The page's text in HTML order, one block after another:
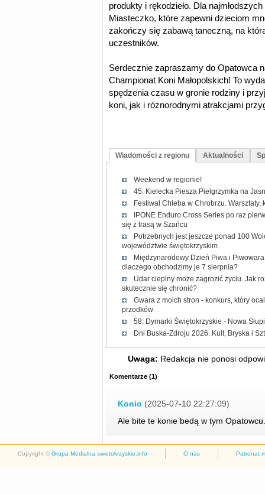
produkty i rękodzieło. Dla
Miasteczko, które zapewni dzieciom
zakończy się zabawą taneczną, na
uczestników.
Serdecznie zapraszamy do Opatowca
Championat Koni Małopolskich! To
spędzenia czasu w gronie rodziny i
koni, jak i różnorodnymi atrakcjami
Wiadomości z regionu Aktualności
Weekend w regionie!
45. Kielecka Piesza Pielgrzymka na
Festiwal Chleba w Chrobrzu.
IPONE Enduro Cross Series po raz
się z trasą w Szańcu
Potrzebnych jest jeszcze ponad 100
województwie świętokrzyskim
Międzynarodowy Dzień Piwa i
dlaczego obchodzimy je 7 sierpnia?
Udar cieplny może zagrozić życiu. Jak
skutecznie się chronić?
Gwara z moich stron - konkurs, który
przodków
58. Dymarki Świętokrzyskie - Nowa
Dni Buska-Zdroju 2026. Kult, Bryska i
Uwaga: Redakcja nie ponosi
Komentarze (1)
Konio (2025-07-10 22:27:09)
Ale bite te konie bedą w tym Opatowcu.
Copyright © Grupa Medialna swietokrzyskie.info O nas Patronat